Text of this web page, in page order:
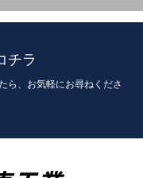
チラ
ら、お気軽にお尋ねくださ